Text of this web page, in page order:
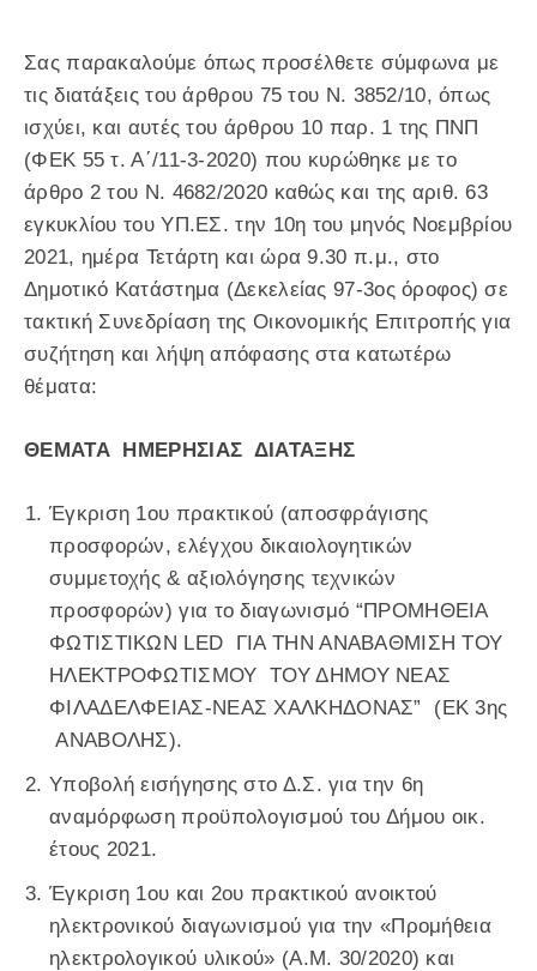
Σας παρακαλούμε όπως προσέλθετε σύμφωνα με
τις διατάξεις του άρθρου 75 του Ν. 3852/10, όπως
ισχύει, και αυτές του άρθρου 10 παρ. 1 της ΠΝΠ
(ΦΕΚ 55 τ. Α΄/11-3-2020) που κυρώθηκε με το
άρθρο 2 του Ν. 4682/2020 καθώς και της αριθ. 63
εγκυκλίου του ΥΠ.ΕΣ. την 10η του μηνός Νοεμβρίου
2021, ημέρα Τετάρτη και ώρα 9.30 π.μ., στο
Δημοτικό Κατάστημα (Δεκελείας 97-3ος όροφος) σε
τακτική Συνεδρίαση της Οικονομικής Επιτροπής για
συζήτηση και λήψη απόφασης στα κατωτέρω
θέματα:
ΘΕΜΑΤΑ ΗΜΕΡΗΣΙΑΣ ΔΙΑΤΑΞΗΣ
Έγκριση 1ου πρακτικού (αποσφράγισης
προσφορών, ελέγχου δικαιολογητικών
συμμετοχής & αξιολόγησης τεχνικών
προσφορών) για το διαγωνισμό “ΠΡΟΜΗΘΕΙΑ
ΦΩΤΙΣΤΙΚΩΝ LED ΓΙΑ ΤΗΝ ΑΝΑΒΑΘΜΙΣΗ ΤΟΥ
ΗΛΕΚΤΡΟΦΩΤΙΣΜΟΥ ΤΟΥ ΔΗΜΟΥ ΝΕΑΣ
ΦΙΛΑΔΕΛΦΕΙΑΣ-ΝΕΑΣ ΧΑΛΚΗΔΟΝΑΣ” (ΕΚ 3ης
ΑΝΑΒΟΛΗΣ).
Υποβολή εισήγησης στο Δ.Σ. για την 6η
αναμόρφωση προϋπολογισμού του Δήμου οικ.
έτους 2021.
Έγκριση 1ου και 2ου πρακτικού ανοικτού
ηλεκτρονικού διαγωνισμού για την «Προμήθεια
ηλεκτρολογικού υλικού» (Α.Μ. 30/2020) και